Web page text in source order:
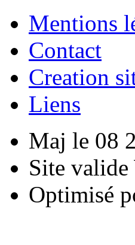
Mentions
Contact
Creation
Liens
Maj le 08
Site valide
Optimisé